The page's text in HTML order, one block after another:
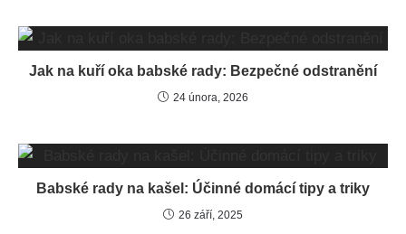
Jak na kuří oka babské rady: Bezpečné odstranění
24 února, 2026
Babské rady na kašel: Účinné domácí tipy a triky
26 září, 2025